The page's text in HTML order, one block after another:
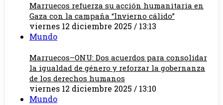
Marruecos refuerza su acción humanitaria en
Gaza con la campaña “Invierno cálido”
viernes 12 diciembre 2025 / 13:13
Mundo
Marruecos–ONU: Dos acuerdos para consolidar
la igualdad de género y reforzar la gobernanza
de los derechos humanos
viernes 12 diciembre 2025 / 13:10
Mundo